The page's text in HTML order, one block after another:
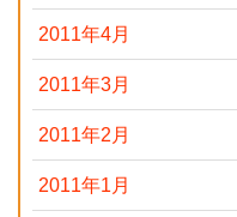
2011年4月
2011年3月
2011年2月
2011年1月